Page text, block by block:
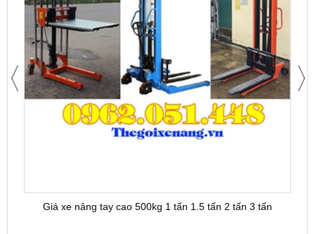
Giá xe nâng tay cao 500kg 1 tấn 1.5 tấn 2 tấn 3 tấn